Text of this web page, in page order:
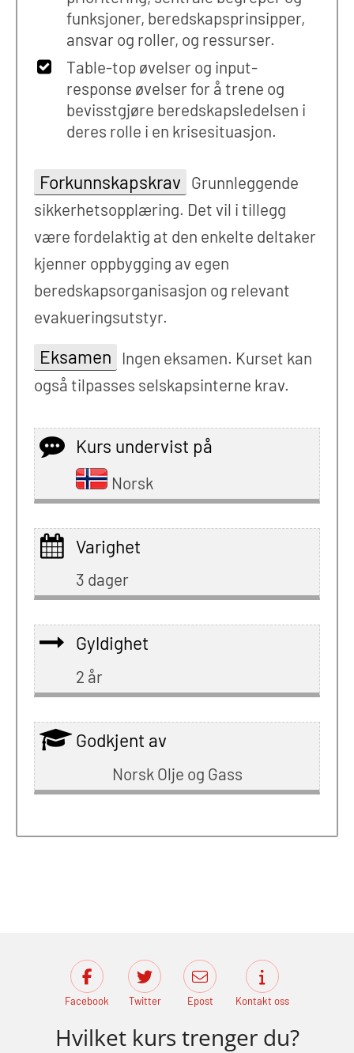
funksjoner, beredskapsprinsipper,
ansvar og roller, og ressurser.
Table-top øvelser og input-
response øvelser for å trene og
bevisstgjøre beredskapsledelsen i
deres rolle i en krisesituasjon.
Forkunnskapskrav Grunnleggende
sikkerhetsopplæring. Det vil i tillegg
være fordelaktig at den enkelte deltaker
kjenner oppbygging av egen
beredskapsorganisasjon og relevant
evakueringsutstyr.
Eksamen
Ingen eksamen. Kurset kan
også tilpasses selskapsinterne krav.
Kurs undervist på
Norsk
Varighet
3 dager
Gyldighet
2 år
Godkjent av
Norsk Olje og Gass
Facebook Twitter Epost Kontakt oss
Hvilket kurs trenger du?